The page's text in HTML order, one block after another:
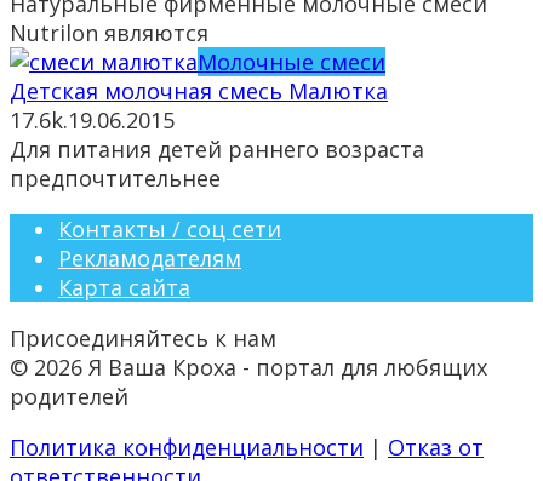
Nutrilon являются
Молочные смеси
Детская молочная смесь Малютка
17.6k.19.06.2015
Для питания детей раннего возраста
предпочтительнее
Контакты / соц сети
Рекламодателям
Карта сайта
Присоединяйтесь к нам
© 2026 Я Ваша Кроха - портал для любящих
родителей
Политика конфиденциальности | Отказ от